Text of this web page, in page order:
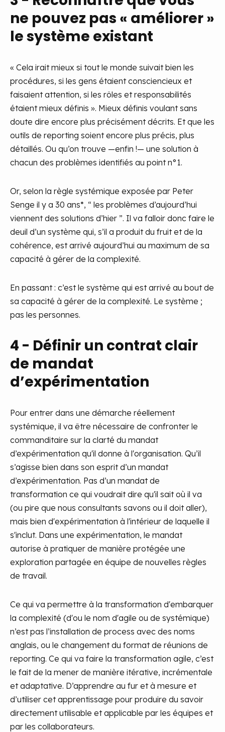
ne pouvez pas « améliorer »
le système existant
« Cela irait mieux si tout le monde suivait bien les
procédures, si les gens étaient consciencieux et
faisaient attention, si les rôles et responsabilités
étaient mieux définis ». Mieux définis voulant sans
doute dire encore plus précisément décrits. Et que les
outils de reporting soient encore plus précis, plus
détaillés. Ou qu’on trouve —enfin !— une solution à
chacun des problèmes identifiés au point n°1.
Or, selon la règle systémique exposée par Peter
Senge il y a 30 ans*, “ les problèmes d’aujourd’hui
viennent des solutions d’hier ”. Il va falloir donc faire le
deuil d’un système qui, s’il a produit du fruit et de la
cohérence, est arrivé aujourd’hui au maximum de sa
capacité à gérer de la complexité.
En passant : c’est le système qui est arrivé au bout de
sa capacité à gérer de la complexité. Le système ;
pas les personnes.
4 - Définir un contrat clair
de mandat
d’expérimentation
Pour entrer dans une démarche réellement
systémique, il va être nécessaire de confronter le
commanditaire sur la clarté du mandat
d’expérimentation qu'il donne à l'organisation. Qu’il
s’agisse bien dans son esprit d’un mandat
d’expérimentation. Pas d’un mandat de
transformation ce qui voudrait dire qu'il sait où il va
(ou pire que nous consultants savons ou il doit aller),
mais bien d'expérimentation à l'intérieur de laquelle il
s'inclut. Dans une expérimentation, le mandat
autorise à pratiquer de manière protégée une
exploration partagée en équipe de nouvelles règles
de travail.
Ce qui va permettre à la transformation d'embarquer
la complexité (d'ou le nom d'agile ou de systémique)
n’est pas l’installation de process avec des noms
anglais, ou le changement du format de réunions de
reporting. Ce qui va faire la transformation agile, c’est
le fait de la mener de manière itérative, incrémentale
et adaptative. D’apprendre au fur et à mesure et
d’utiliser cet apprentissage pour produire du savoir
directement utilisable et applicable par les équipes et
par les collaborateurs.